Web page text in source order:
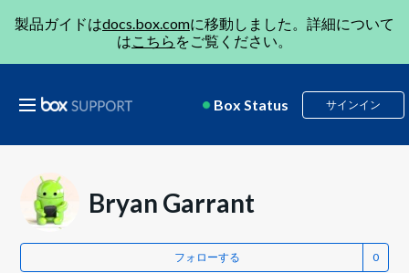
製品ガイドはdocs.box.comに移動しました。詳細について
はこちら をご覧ください。
Box Status サインイン
Bryan Garrant
フォローする